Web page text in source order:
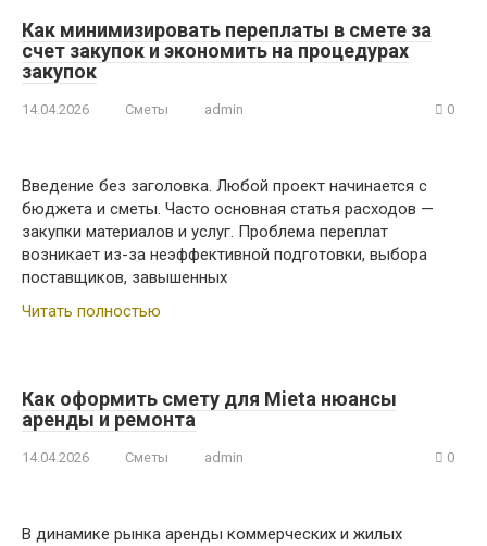
Как минимизировать переплаты в смете за
счет закупок и экономить на процедурах
закупок
14.04.2026 Сметы admin 0
Введение без заголовка. Любой проект начинается с
бюджета и сметы. Часто основная статья расходов —
закупки материалов и услуг. Проблема переплат
возникает из-за неэффективной подготовки, выбора
поставщиков, завышенных
Читать полностью
Как оформить смету для Mietа нюансы
аренды и ремонта
14.04.2026 Сметы admin 0
В динамике рынка аренды коммерческих и жилых